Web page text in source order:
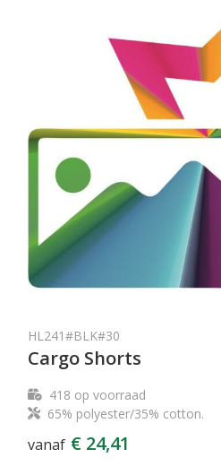
HL241#BLK#30
Cargo Shorts
418 op voorraad
65% polyester/35% cotton.
vanaf € 24,41